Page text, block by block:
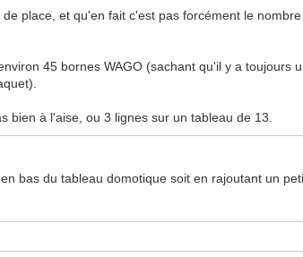
place, et qu'en fait c'est pas forcément le
45 bornes WAGO (sachant qu'il y a
bien à l'aise, ou 3 lignes sur un tableau de 13.
bas du tableau domotique soit en rajoutant un